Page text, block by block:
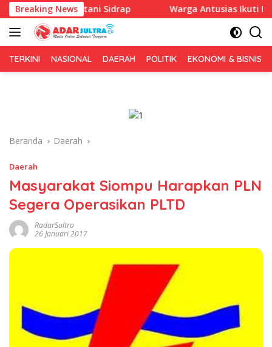
Langsung
ke
konten
Breaking News
ke Petani Sidrap Warga Antusias Ikuti Bakti Sosial
TERKINI NASIONAL DAERAH POLITIK EKONOMI & BISNIS
Beranda Daerah
Daerah
Masyarakat Siompu Harapkan PLN
Segera Operasikan PLTD
RadarSultra
26 Januari 2017